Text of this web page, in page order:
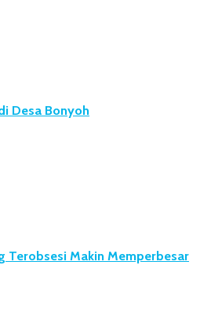
Desa Bonyoh
Terobsesi Makin Memperbesar